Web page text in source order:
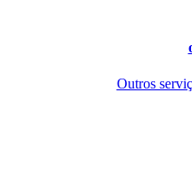
Outros